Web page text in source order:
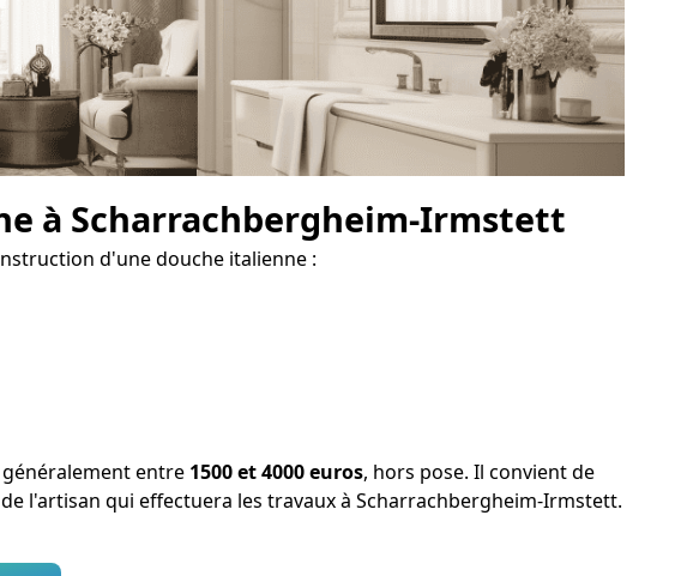
à Scharrachbergheim-Irmstett
d'une douche italienne :
entre 1500 et 4000 euros, hors pose. Il convient de
l'artisan qui effectuera les travaux à Scharrachbergheim-Irmstett.